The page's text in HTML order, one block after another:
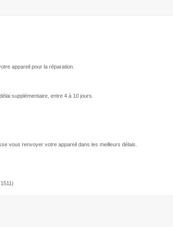
appareil pour la réparation.
supplémentaire, entre 4 à 10 jours.
vous renvoyer votre appareil dans les meilleurs délais.